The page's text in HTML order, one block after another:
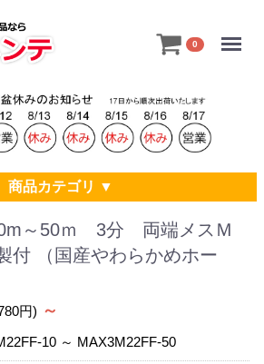
0
商品カテゴリ ▼
～50ｍ 3分 両端メスＭ
付 （国産やわらかめホー
円) ～
10 ～ MAX3M22FF-50